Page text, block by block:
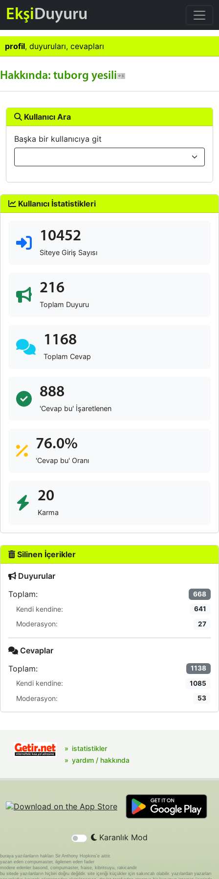
EkşiDuyuru
profil, duyuruları, cevapları
Hakkında: tuborg yesili
Kullanıcı Ara
Başka bir kullanıcıya git
Kullanıcı İstatistikleri
10452
Siteye Giriş Sayısı
216
Toplam Duyuru
1168
Toplam Cevap
888
'Cevap bu' İşaretlenen
76.0%
'Cevap bu' Oranı
20
Karma
Silinen İçerikler
Duyurular
Toplam:
668
Kendi kendine: 641
Moderasyon: 27
Cevaplar
Toplam:
1138
Kendi kendine: 1085
Moderasyon: 53
istatistikler
yardım / hakkında
Karanlık Mod
buraya yazılanların hakları Sir Anthony Hopkins'e aittir.
yazan eden compumaster, ilgilenen eden fader
modere edenler basond, compumaster, fraise, kibritsuyu, rakicandir
bu sitede yazılanların hiçbiri doğru değildir. site içeriği küçükler için sakıncalı olabilir. yazılardan yazarları